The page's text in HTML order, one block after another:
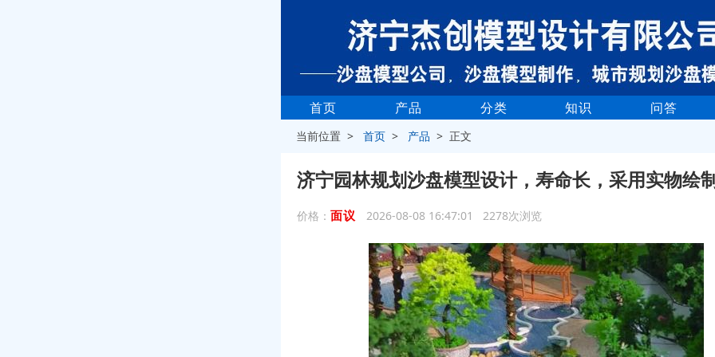
首页 产品 分类 知识 问答
当前位置 >首页 > 产品 > 正文
济宁园林规划沙盘模型设计，寿命长，采用实物绘
价格： 面议 2026-08-08 16:47:01 2278次浏览